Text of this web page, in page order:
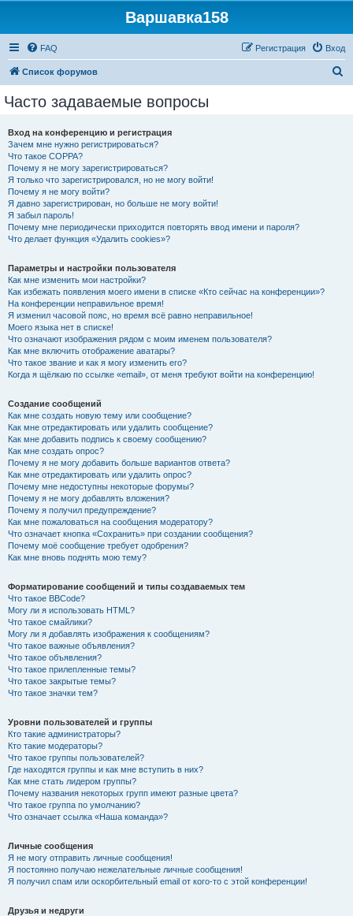
Варшавка158
FAQ Вход
Регистрация
Список форумов
Часто задаваемые вопросы
Вход на конференцию и регистрация
Зачем мне нужно регистрироваться?
Что такое COPPA?
Почему я не могу зарегистрироваться?
Я только что зарегистрировался, но не могу войти!
Почему я не могу войти?
Я давно зарегистрирован, но больше не могу войти!
Я забыл пароль!
Почему мне периодически приходится повторять ввод имени и пароля?
Что делает функция «Удалить cookies»?
Параметры и настройки пользователя
Как мне изменить мои настройки?
Как избежать появления моего имени в списке «Кто сейчас на конференции»?
На конференции неправильное время!
Я изменил часовой пояс, но время всё равно неправильное!
Моего языка нет в списке!
Что означают изображения рядом с моим именем пользователя?
Как мне включить отображение аватары?
Что такое звание и как я могу изменить его?
Когда я щёлкаю по ссылке «email», от меня требуют войти на конференцию!
Создание сообщений
Как мне создать новую тему или сообщение?
Как мне отредактировать или удалить сообщение?
Как мне добавить подпись к своему сообщению?
Как мне создать опрос?
Почему я не могу добавить больше вариантов ответа?
Как мне отредактировать или удалить опрос?
Почему мне недоступны некоторые форумы?
Почему я не могу добавлять вложения?
Почему я получил предупреждение?
Как мне пожаловаться на сообщения модератору?
Что означает кнопка «Сохранить» при создании сообщения?
Почему моё сообщение требует одобрения?
Как мне вновь поднять мою тему?
Форматирование сообщений и типы создаваемых тем
Что такое BBCode?
Могу ли я использовать HTML?
Что такое смайлики?
Могу ли я добавлять изображения к сообщениям?
Что такое важные объявления?
Что такое объявления?
Что такое прилепленные темы?
Что такое закрытые темы?
Что такое значки тем?
Уровни пользователей и группы
Кто такие администраторы?
Кто такие модераторы?
Что такое группы пользователей?
Где находятся группы и как мне вступить в них?
Как мне стать лидером группы?
Почему названия некоторых групп имеют разные цвета?
Что такое группа по умолчанию?
Что означает ссылка «Наша команда»?
Личные сообщения
Я не могу отправить личные сообщения!
Я постоянно получаю нежелательные личные сообщения!
Я получил спам или оскорбительный email от кого-то с этой конференции!
Друзья и недруги